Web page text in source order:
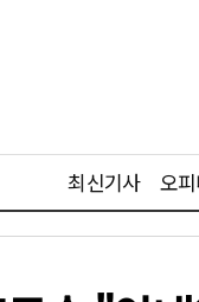
최신기사 오